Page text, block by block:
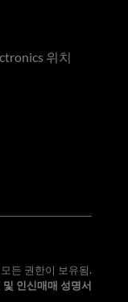
위치
든 권한이 보유됨.
및 인신매매 성명서